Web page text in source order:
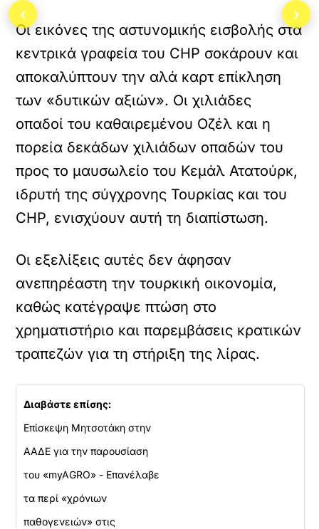
Οι εικόνες της αστυνομικής εισβολής στα
κεντρικά γραφεία του CHP σοκάρουν και
αποκαλύπτουν την αλά καρτ επίκληση
των «δυτικών αξιών». Οι χιλιάδες
οπαδοί του καθαιρεμένου Οζέλ και η
πορεία δεκάδων χιλιάδων οπαδών του
προς το μαυσωλείο του Κεμάλ Ατατούρκ,
ιδρυτή της σύγχρονης Τουρκίας και του
CHP, ενισχύουν αυτή τη διαπίστωση.
Οι εξελίξεις αυτές δεν άφησαν
ανεπηρέαστη την τουρκική οικονομία,
καθώς κατέγραψε πτώση στο
χρηματιστήριο και παρεμβάσεις κρατικών
τραπεζών για τη στήριξη της λίρας.
Διαβάστε επίσης:
Επίσκεψη Μητσοτάκη στην
ΑΑΔΕ για την παρουσίαση
του «myAGRO» - Επανέλαβε
τα περί «χρόνιων
παθογενειών» στις
‹ ›